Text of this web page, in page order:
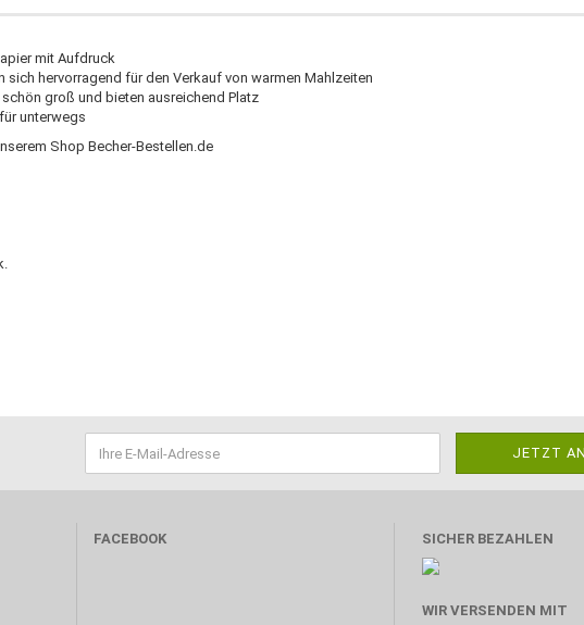
mit Aufdruck
sich hervorragend für den Verkauf von warmen Mahlzeiten
groß und bieten ausreichend Platz
unterwegs
Shop Becher-Bestellen.de
FACEBOOK SICHER BEZAHLEN
WIR VERSENDEN MIT